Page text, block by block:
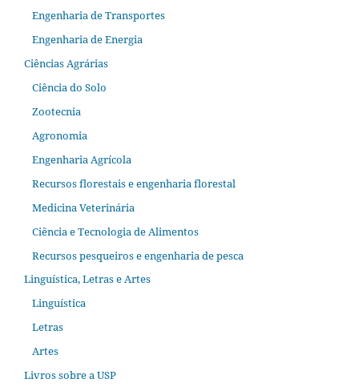
Engenharia de Transportes
Engenharia de Energia
Ciências Agrárias
Ciência do Solo
Zootecnia
Agronomia
Engenharia Agrícola
Recursos florestais e engenharia florestal
Medicina Veterinária
Ciência e Tecnologia de Alimentos
Recursos pesqueiros e engenharia de pesca
Linguística, Letras e Artes
Linguística
Letras
Artes
Livros sobre a USP